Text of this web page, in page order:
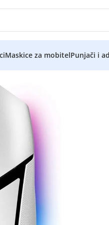
Maskice za mobitelPunjači i